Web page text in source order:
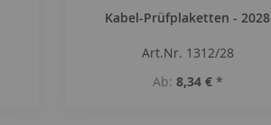
Kabel-Prüfplaketten - 2028
Art.Nr. 1312/28
Ab 8,34 € *